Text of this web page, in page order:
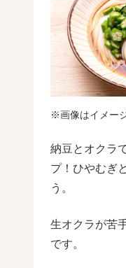
※画像はイメー
納豆とオクラ
プ！ひやむぎ
う。
生オクラが苦
です。